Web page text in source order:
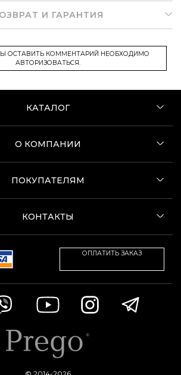
И ГАРАНТИЯ
ОСТАВИТЬ КОММЕНТАРИЙ НЕОБХОДИМО
АВТОРИЗОВАТЬСЯ.
КАТАЛОГ
О КОМПАНИИ
ПОКУПАТЕЛЯМ
КОНТАКТЫ
ОПЛАТИТЬ ЗАКАЗ